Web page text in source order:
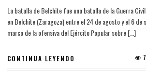
La batalla de Belchite fue una batalla de la Guerra
en Belchite (Zaragoza) entre el 24 de agosto y el 6 de
marco de la ofensiva del Ejército Popular sobre […]
CONTINUA LEYENDO